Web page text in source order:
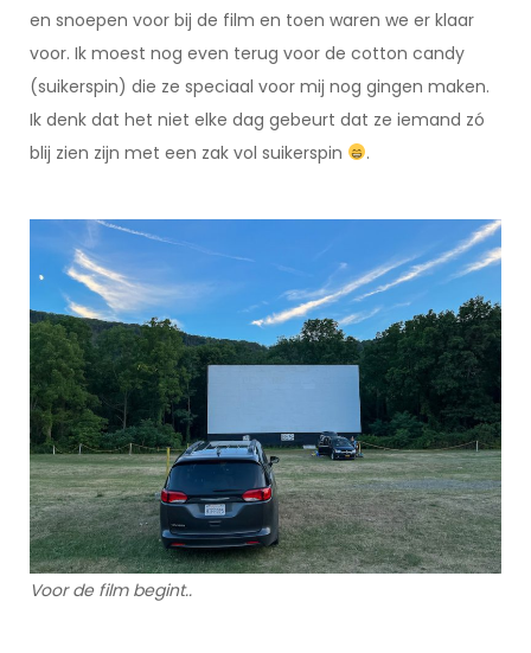
en snoepen voor bij de film en toen waren we er klaar
voor. Ik moest nog even terug voor de cotton candy
(suikerspin) die ze speciaal voor mij nog gingen maken.
Ik denk dat het niet elke dag gebeurt dat ze iemand zó
blij zien zijn met een zak vol suikerspin
.
Voor de film begint..